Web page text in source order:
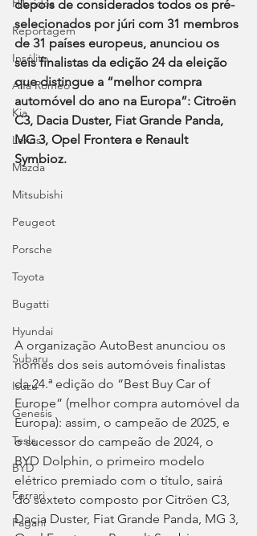
Híbridos
Reportagem
Insólito
Alfa Romeo
Kia
Lexus
Mazda
Mitsubishi
Peugeot
Porsche
Toyota
Bugatti
Hyundai
Subaru
Isuzu
Genesis
Tesla
BYD
Ferrari
Pagani
depois de considerados todos os pré-
selecionados por júri com 31 membros
de 31 países europeus, anunciou os
seis finalistas da edição 24 da eleição
que distingue a “melhor compra
automóvel do ano na Europa”: Citroën
C3, Dacia Duster, Fiat Grande Panda,
MG 3, Opel Frontera e Renault
Symbioz.
A organização AutoBest anunciou os
nomes dos seis automóveis finalistas
da 24.ª edição do “Best Buy Car of
Europe” (melhor compra automóvel da
Europa): assim, o campeão de 2025, e
o sucessor do campeão de 2024, o
BYD Dolphin, o primeiro modelo
elétrico premiado com o título, sairá
do sexteto composto por Citröen C3,
Dacia Duster, Fiat Grande Panda, MG 3,